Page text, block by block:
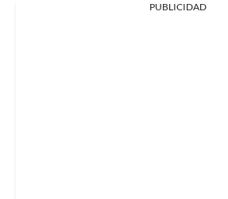
PUBLICIDAD